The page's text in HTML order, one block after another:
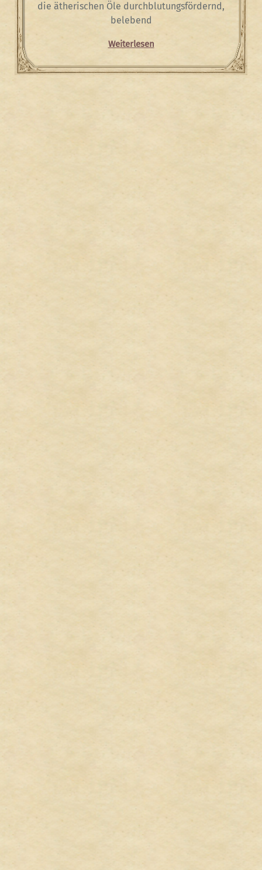
die ätherischen Öle durchblutungsfördernd,
belebend
Weiterlesen